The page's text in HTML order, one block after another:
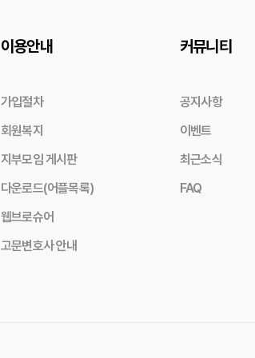
이용안내
가입절차
회원복지
지부모임 게시판
다운로드(어플목록)
웹브로슈어
고문변호사 안내
커뮤니티
공지사항
이벤트
최근소식
FAQ